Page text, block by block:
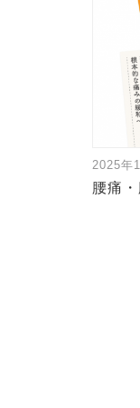
2025年
腰痛